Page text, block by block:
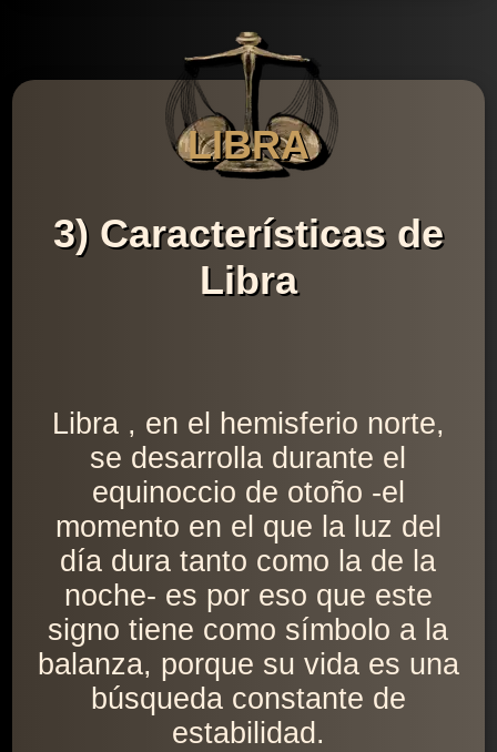
LIBRA
3) Características de
Libra
Libra , en el hemisferio norte,
se desarrolla durante el
equinoccio de otoño -el
momento en el que la luz del
día dura tanto como la de la
noche- es por eso que este
signo tiene como símbolo a la
balanza, porque su vida es una
búsqueda constante de
estabilidad.